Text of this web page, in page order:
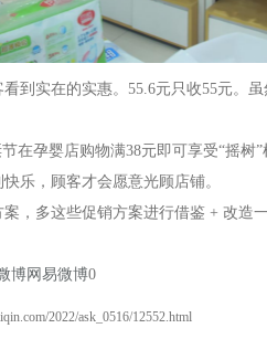
到实在的实惠。55.6元只收55元。虽
在孕婴店购物满38元即可享受“摇树
乐，顾客才会愿意光顾店铺。
，多这些促销方案进行借鉴 + 改造
博网易微博0
2022/ask_0516/12552.html